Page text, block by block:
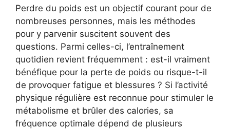
Perdre du poids est un objectif courant pour de
nombreuses personnes, mais les méthodes
pour y parvenir suscitent souvent des
questions. Parmi celles-ci, l’entraînement
quotidien revient fréquemment : est-il vraiment
bénéfique pour la perte de poids ou risque-t-il
de provoquer fatigue et blessures ? Si l’activité
physique régulière est reconnue pour stimuler le
métabolisme et brûler des calories, sa
fréquence optimale dépend de plusieurs